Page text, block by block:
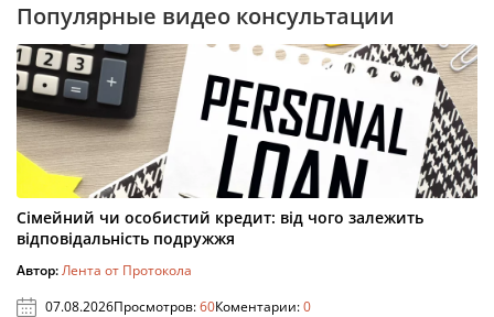
Популярные видео консультации
Сімейний чи особистий кредит: від чого залежить
відповідальність подружжя
Автор:Лента от Протокола
07.08.2026Просмотров:60Коментарии:0